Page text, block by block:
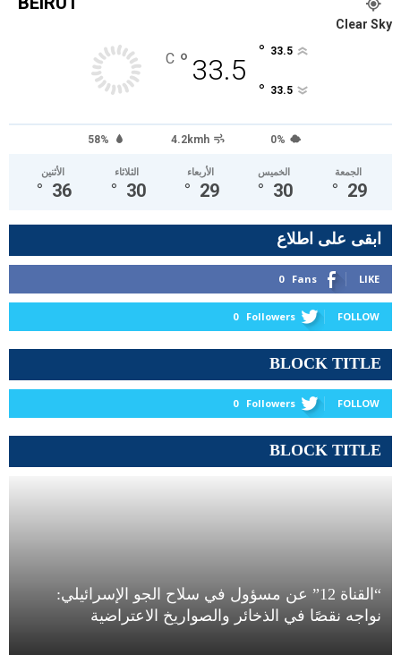
Clear Sky
33.5
°
C 33.5
°
33.5
°
58% 4.2kmh 0%
الأثنين
36
°
الثلاثاء
30
°
الأربعاء
29
°
الخميس
30
°
الجمعة
29
°
ابقى على اطلاع
0 Fans LIKE
0 Followers FOLLOW
BLOCK TITLE
0 Followers FOLLOW
BLOCK TITLE
“القناة 12” عن مسؤول في سلاح الجو الإسرائيلي:
نواجه نقصًا في الذخائر والصواريخ الاعتراضية